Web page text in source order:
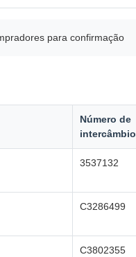
para confirmação
Número de
intercâmbio
3537132
C3286499
C3802355